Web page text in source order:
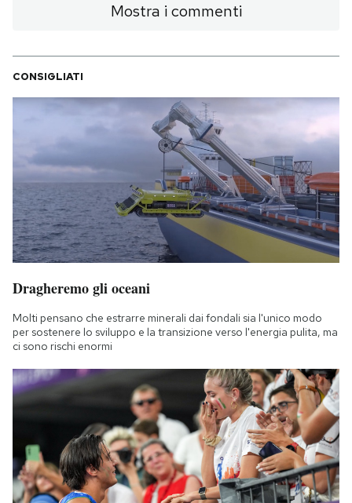
CALENDARIO
AREA PERSONALE
Area Personale
Newsletter
Notifiche mobile
Regala il Post
Hai bisogno di aiuto?
Mostra i commenti
CONSIGLIATI
Dragheremo gli oceani
Molti pensano che estrarre minerali dai fondali sia l'unico modo
per sostenere lo sviluppo e la transizione verso l'energia pulita, ma
ci sono rischi enormi